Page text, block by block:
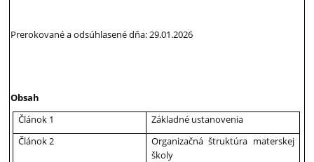
Prerokované a odsúhlasené dňa: 29.01.2026
Obsah
Článok 1
Základné ustanovenia
Článok 2
Organizačná štruktúra materskej
školy